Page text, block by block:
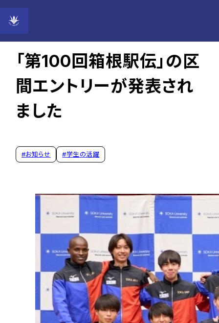
2023年12月29日
「第100回箱根駅伝」の区
間エントリーが発表され
ました
#お知らせ #学生の活躍